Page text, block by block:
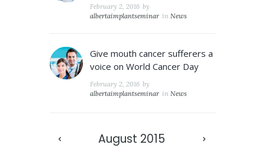
February 2, 2016 by
albertaimplantseminar in News
Give mouth cancer sufferers a
voice on World Cancer Day
February 2, 2016 by
albertaimplantseminar in News
August 2015